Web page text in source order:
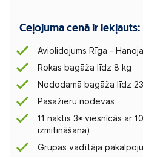
Ceļojuma cenā ir iekļauts:
Aviolidojums Rīga -
Rokas bagāža līdz 8 kg
Nododamā bagāža līdz
Pasažieru nodevas
11 naktis 3* viesnīcās ar
izmitināšana)
Grupas vadītāja